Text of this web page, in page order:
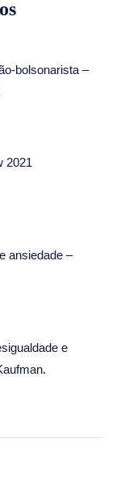
bolsonarista –
2021
ansiedade –
e